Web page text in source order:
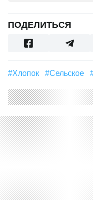
ПОДЕЛИТЬСЯ
#хлопок #сельское